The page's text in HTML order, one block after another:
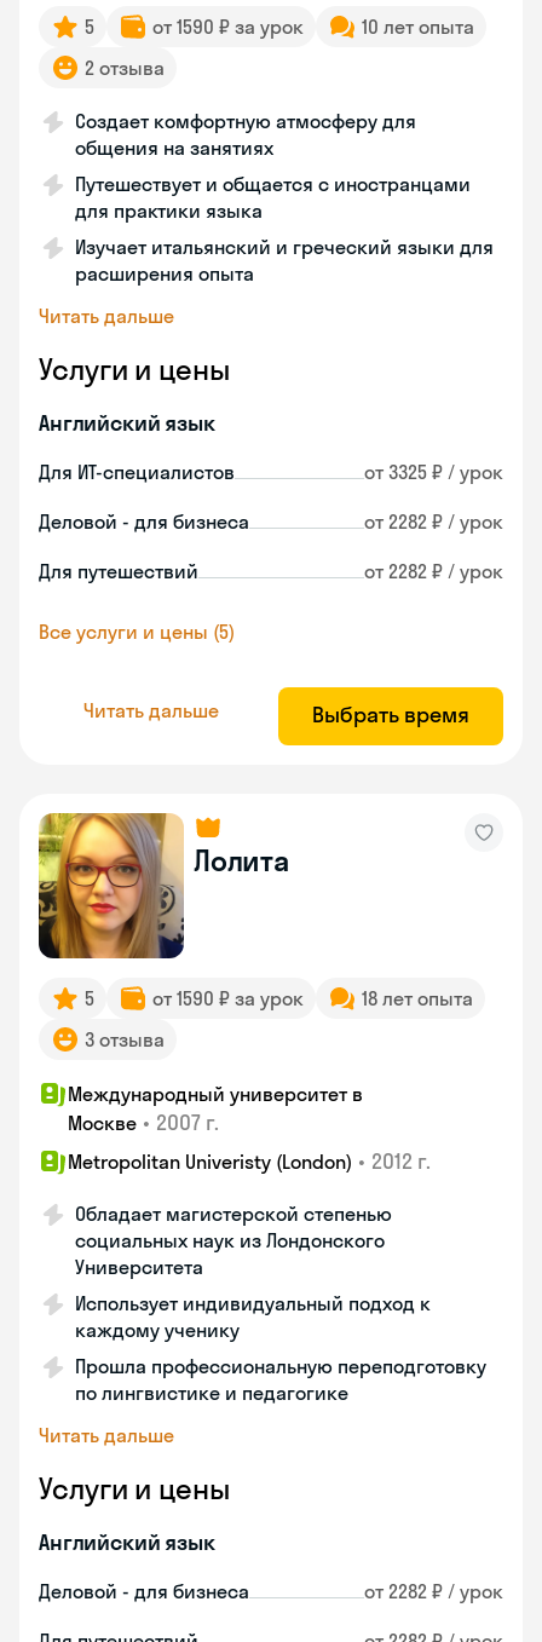
5 от 1590 ₽ за урок
10 лет опыта
2 отзыва
Создает комфортную атмосферу для
общения на занятиях
Путешествует и общается с иностранцами
для практики языка
Изучает итальянский и греческий языки для
расширения опыта
Читать дальше
Услуги и цены
Английский язык
Для ИТ-специалистов от 3325 ₽ / урок
Деловой - для бизнеса от 2282 ₽ / урок
Для путешествий от 2282 ₽ / урок
Все услуги и цены (5)
Читать дальше Выбрать время
Лолита
5 от 1590 ₽ за урок
18 лет опыта
3 отзыва
Международный университет в
Москве • 2007 г.
Metropolitan Univeristy (London) • 2012 г.
Обладает магистерской степенью
социальных наук из Лондонского
Университета
Использует индивидуальный подход к
каждому ученику
Прошла профессиональную переподготовку
по лингвистике и педагогике
Читать дальше
Услуги и цены
Английский язык
Деловой - для бизнеса от 2282 ₽ / урок